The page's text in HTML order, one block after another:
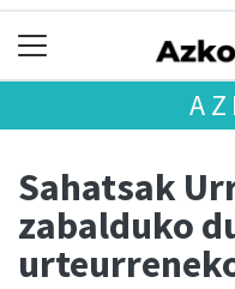
Sahatsak
zabalduko